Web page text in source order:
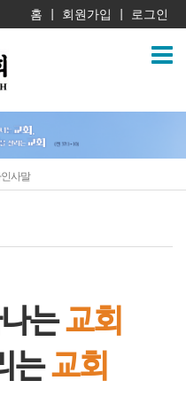
홈 회원가입 로그인
사말
는교회
는교회